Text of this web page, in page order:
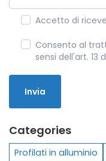
Accetto di
Consento al
sensi dell'art. 13
Categories
Profilati in alluminio